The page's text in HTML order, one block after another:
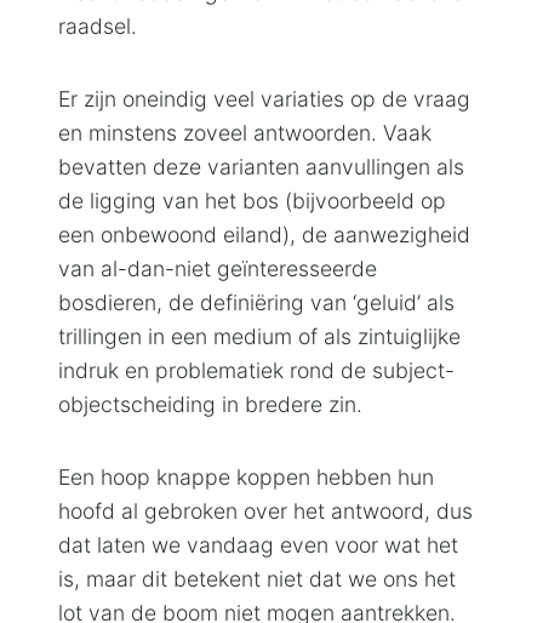
raadsel.
Er zijn oneindig veel variaties op de vraag
en minstens zoveel antwoorden. Vaak
bevatten deze varianten aanvullingen als
de ligging van het bos (bijvoorbeeld op
een onbewoond eiland), de aanwezigheid
van al-dan-niet geïnteresseerde
bosdieren, de definiëring van ‘geluid’ als
trillingen in een medium of als zintuiglijke
indruk en problematiek rond de subject-
objectscheiding in bredere zin.
Een hoop knappe koppen hebben hun
hoofd al gebroken over het antwoord, dus
dat laten we vandaag even voor wat het
is, maar dit betekent niet dat we ons het
lot van de boom niet mogen aantrekken.